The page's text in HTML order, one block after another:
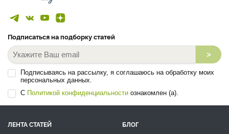
Подписаться на подборку статей
>
Подписываясь на рассылку, я соглашаюсь на обработку моих
персональных данных.
С Политикой конфиденциальности ознакомлен (а).
ЛЕНТА СТАТЕЙ
БЛОГ